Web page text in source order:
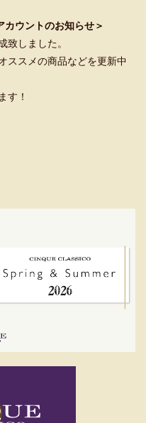
ウントのお知らせ＞
致しました。
ススメの商品などを更新中
す！